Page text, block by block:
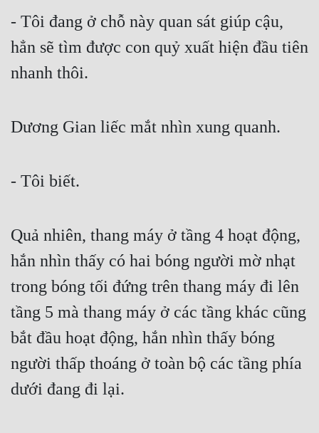
- Tôi đang ở chỗ này quan sát giúp cậu,
hẳn sẽ tìm được con quỷ xuất hiện đầu tiên
nhanh thôi.
Dương Gian liếc mắt nhìn xung quanh.
- Tôi biết.
Quả nhiên, thang máy ở tầng 4 hoạt động,
hắn nhìn thấy có hai bóng người mờ nhạt
trong bóng tối đứng trên thang máy đi lên
tầng 5 mà thang máy ở các tầng khác cũng
bắt đầu hoạt động, hắn nhìn thấy bóng
người thấp thoáng ở toàn bộ các tầng phía
dưới đang đi lại.